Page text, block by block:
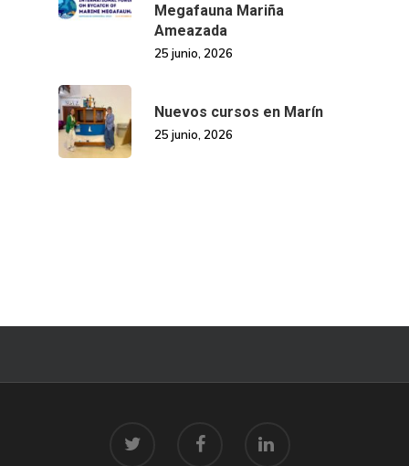
Megafauna Mariña
Ameazada
25 junio, 2026
Nuevos cursos en Marín
25 junio, 2026